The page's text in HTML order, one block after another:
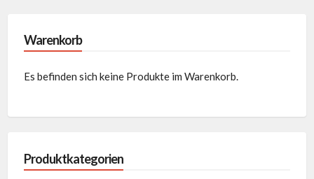
Warenkorb
Es befinden sich keine Produkte im Warenkorb.
Produktkategorien